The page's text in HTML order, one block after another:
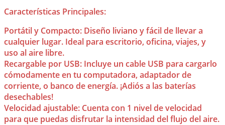
Características Principales:
Portátil y Compacto: Diseño liviano y fácil de llevar a
cualquier lugar. Ideal para escritorio, oficina, viajes, y
uso al aire libre.
Recargable por USB: Incluye un cable USB para cargarlo
cómodamente en tu computadora, adaptador de
corriente, o banco de energía. ¡Adiós a las baterías
desechables!
Velocidad ajustable: Cuenta con 1 nivel de velocidad
para que puedas disfrutar la intensidad del flujo del aire.